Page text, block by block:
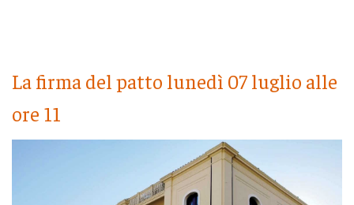
La firma del patto lunedì 07 luglio alle
ore 11